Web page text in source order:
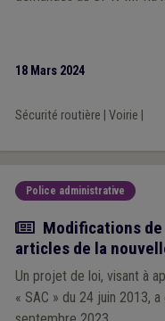
18 Mars 2024
Sécurité routière Voirie
Police administrative
Actualité
Modifications
articles de la
Un projet de loi, visant à
« SAC » du 24 juin 2013,